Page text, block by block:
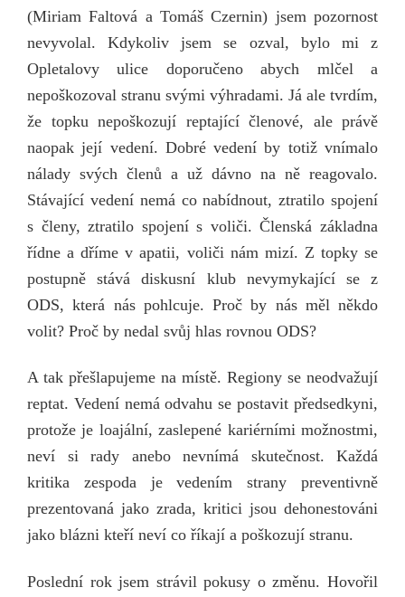
(Miriam Faltová a Tomáš Czernin) jsem pozornost
nevyvolal. Kdykoliv jsem se ozval, bylo mi z
Opletalovy ulice doporučeno abych mlčel a
nepoškozoval stranu svými výhradami. Já ale tvrdím,
že topku nepoškozují reptající členové, ale právě
naopak její vedení. Dobré vedení by totiž vnímalo
nálady svých členů a už dávno na ně reagovalo.
Stávající vedení nemá co nabídnout, ztratilo spojení
s členy, ztratilo spojení s voliči. Členská základna
řídne a dříme v apatii, voliči nám mizí. Z topky se
postupně stává diskusní klub nevymykající se z
ODS, která nás pohlcuje. Proč by nás měl někdo
volit? Proč by nedal svůj hlas rovnou ODS?
A tak přešlapujeme na místě. Regiony se neodvažují
reptat. Vedení nemá odvahu se postavit předsedkyni,
protože je loajální, zaslepené kariérními možnostmi,
neví si rady anebo nevnímá skutečnost. Každá
kritika zespoda je vedením strany preventivně
prezentovaná jako zrada, kritici jsou dehonestováni
jako blázni kteří neví co říkají a poškozují stranu.
Poslední rok jsem strávil pokusy o změnu. Hovořil